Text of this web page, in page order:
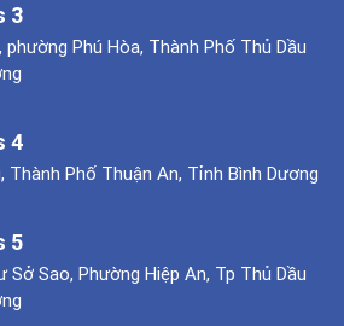
3
Phú Hòa, Thành Phố Thủ Dầu
4
Thành Phố Thuận An, Tỉnh Bình Dương
5
Sở Sao, Phường Hiệp An, Tp Thủ Dầu